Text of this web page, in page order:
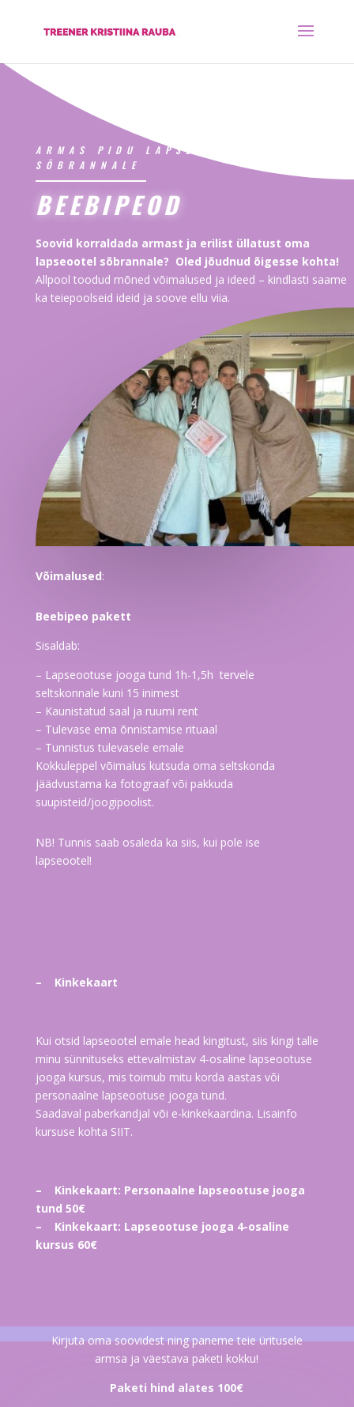
ARMAS PIDU LAPSEOOTEL
SÕBRANNALE
BEEBIPEOD
Soovid korraldada armast ja erilist üllatust oma
lapseootel sõbrannale? Oled jõudnud õigesse kohta!
Allpool toodud mõned võimalused ja ideed – kindlasti saame
ka teiepoolseid ideid ja soove ellu viia.
Võimalused:
Beebipeo pakett
Sisaldab:
– Lapseootuse jooga tund 1h-1,5h tervele
seltskonnale kuni 15 inimest
– Kaunistatud saal ja ruumi rent
– Tulevase ema õnnistamise rituaal
– Tunnistus tulevasele emale
Kokkuleppel võimalus kutsuda oma seltskonda
jäädvustama ka fotograaf või pakkuda
suupisteid/joogipoolist.
NB! Tunnis saab osaleda ka siis, kui pole ise
lapseootel!
– Kinkekaart
Kui otsid lapseootel emale head kingitust, siis kingi talle
minu sünnituseks ettevalmistav 4-osaline lapseootuse
jooga kursus, mis toimub mitu korda aastas või
personaalne lapseootuse jooga tund.
Saadaval paberkandjal või e-kinkekaardina. Lisainfo
kursuse kohta SIIT.
– Kinkekaart: Personaalne lapseootuse jooga
tund 50€
– Kinkekaart: Lapseootuse jooga 4-osaline
kursus 60€
Kirjuta oma soovidest ning paneme teie üritusele
armsa ja väestava paketi kokku!
Paketi hind alates 100€